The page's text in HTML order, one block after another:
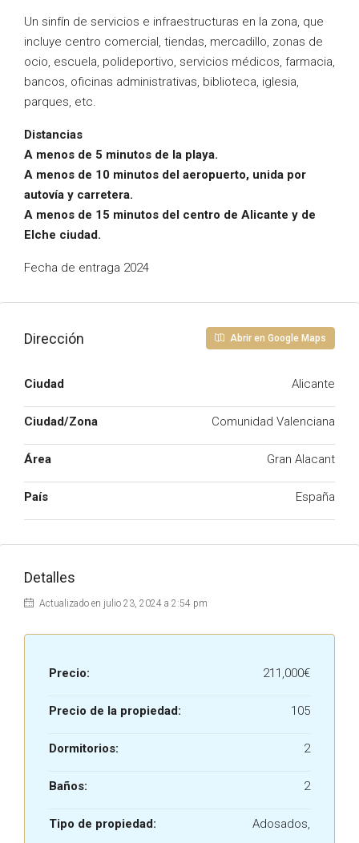
Un sinfín de servicios e infraestructuras en la zona, que
incluye centro comercial, tiendas, mercadillo, zonas de
ocio, escuela, polideportivo, servicios médicos, farmacia,
bancos, oficinas administrativas, biblioteca, iglesia,
parques, etc.
Distancias
A menos de 5 minutos de la playa.
A menos de 10 minutos del aeropuerto, unida por
autovía y carretera.
A menos de 15 minutos del centro de Alicante y de
Elche ciudad.
Fecha de entraga 2024
Dirección Abrir en Google Maps
Ciudad Alicante
Ciudad/Zona Comunidad Valenciana
Área Gran Alacant
País España
Detalles
Actualizado en julio 23, 2024 a 2:54 pm
Precio: 211,000€
Precio de la propiedad: 105
Dormitorios: 2
Baños: 2
Tipo de propiedad:
Adosados,